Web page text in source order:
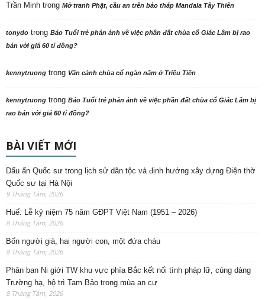
Trần Minh trong Mở tranh Phật, cầu an trên bảo tháp Mandala Tây Thiên
tonydo trong Báo Tuổi trẻ phản ảnh về việc phần đất chùa cổ Giác Lâm bị rao
bán với giá 60 tỉ đồng?
kennytruong trong Vãn cảnh chùa cổ ngàn năm ở Triều Tiên
kennytruong trong Báo Tuổi trẻ phản ảnh về việc phần đất chùa cổ Giác Lâm bị
rao bán với giá 60 tỉ đồng?
BÀI VIẾT MỚI
Dấu ấn Quốc sư trong lịch sử dân tộc và định hướng xây dựng Điện thờ
Quốc sư tại Hà Nội
9 Tháng Tám, 2026
Huế: Lễ kỷ niệm 75 năm GĐPT Việt Nam (1951 – 2026)
8 Tháng Tám, 2026
Bốn người già, hai người con, một đứa cháu
8 Tháng Tám, 2026
Phân ban Ni giới TW khu vực phía Bắc kết nối tình pháp lữ, cúng dàng
Trường hạ, hộ trì Tam Bảo trong mùa an cư
8 Tháng Tám, 2026